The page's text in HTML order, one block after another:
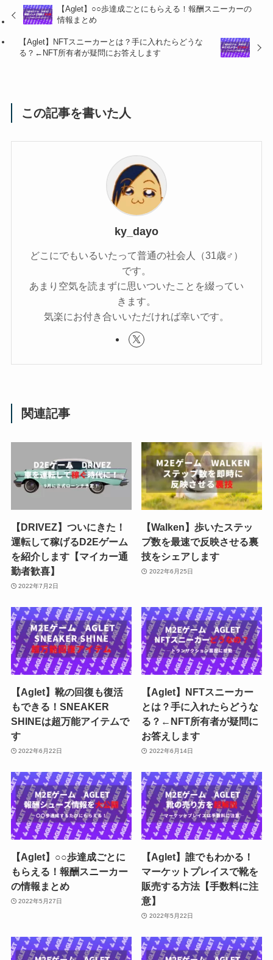
【Aglet】○○歩達成ごとにもらえる！報酬スニーカーの
情報まとめ
【Aglet】NFTスニーカーとは？手に入れたらどうな
る？←NFT所有者が疑問にお答えします
この記事を書いた人
ky_dayo
どこにでもいるいたって普通の社会人（31歳♂）
です。
あまり空気を読まずに思いついたことを綴ってい
きます。
気楽にお付き合いいただければ幸いです。
関連記事
【DRIVEZ】ついにきた！
運転して稼げるD2Eゲーム
を紹介します【マイカー通
勤者歓喜】
2022年7月2日
【Walken】歩いたステッ
プ数を最速で反映させる裏
技をシェアします
2022年6月25日
【Aglet】靴の回復も復活
もできる！SNEAKER
SHINEは超万能アイテムで
す
2022年6月22日
【Aglet】NFTスニーカー
とは？手に入れたらどうな
る？←NFT所有者が疑問に
お答えします
2022年6月14日
【Aglet】○○歩達成ごとに
もらえる！報酬スニーカー
の情報まとめ
2022年5月27日
【Aglet】誰でもわかる！
マーケットプレイスで靴を
販売する方法【手数料に注
意】
2022年5月22日